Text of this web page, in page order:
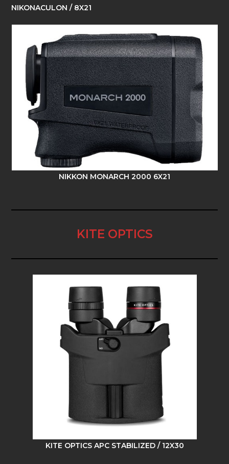
NIKONACULON / 8X21
NIKKON MONARCH 2000 6X21
KITE OPTICS
KITE OPTICS APC STABILIZED / 12X30